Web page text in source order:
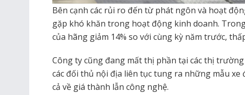
Bên cạnh các rủi ro đến từ phát ngôn và hoạt
gặp khó khăn trong hoạt động kinh doanh.
của hãng giảm 14% so với cùng kỳ năm trước,
Công ty cũng đang mất thị phần tại các thị
các đối thủ nội địa liên tục tung ra những mẫu xe
cả về giá thành lẫn công nghệ.